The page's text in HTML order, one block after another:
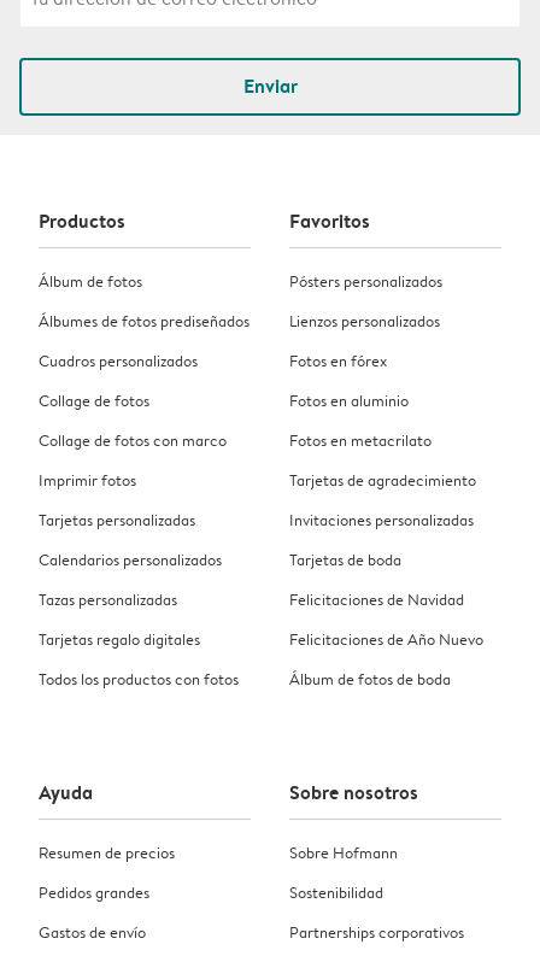
Enviar
Productos
Álbum de fotos
Álbumes de fotos prediseñados
Cuadros personalizados
Collage de fotos
Collage de fotos con marco
Imprimir fotos
Tarjetas personalizadas
Calendarios personalizados
Tazas personalizadas
Tarjetas regalo digitales
Todos los productos con fotos
Favoritos
Pósters personalizados
Lienzos personalizados
Fotos en fórex
Fotos en aluminio
Fotos en metacrilato
Tarjetas de agradecimiento
Invitaciones personalizadas
Tarjetas de boda
Felicitaciones de Navidad
Felicitaciones de Año Nuevo
Álbum de fotos de boda
Ayuda
Resumen de precios
Pedidos grandes
Gastos de envío
Sobre nosotros
Sobre Hofmann
Sostenibilidad
Partnerships corporativos